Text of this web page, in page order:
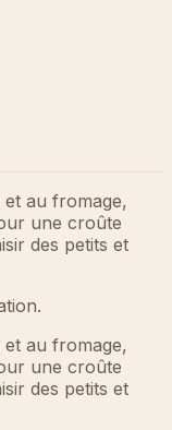
et au fromage,
une croûte
des petits et
et au fromage,
une croûte
des petits et